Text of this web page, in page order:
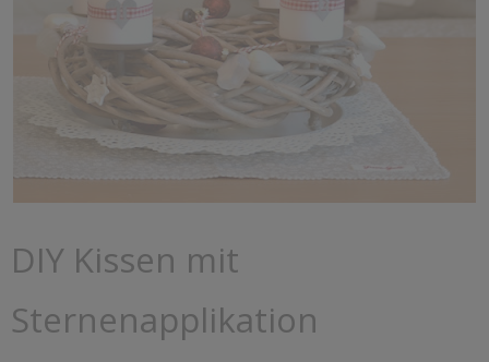
DIY Kissen mit
Sternenapplikation